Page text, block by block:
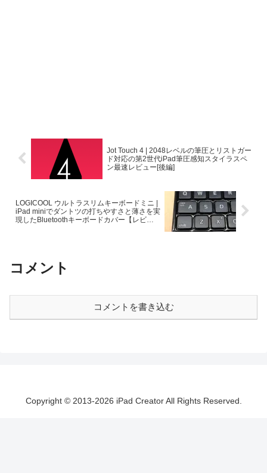
Jot Touch 4 | 2048レベルの筆圧とリストガー
ド対応の第2世代iPad筆圧感知スタイラスペ
ン最速レビュー[後編]
LOGICOOL ウルトラスリムキーボードミニ |
iPad miniでダントツの打ちやすさと薄さを実
現したBluetoothキーボードカバー【レビュ
コメント
コメントを書き込む
Copyright © 2013-2026 iPad Creator All Rights Reserved.